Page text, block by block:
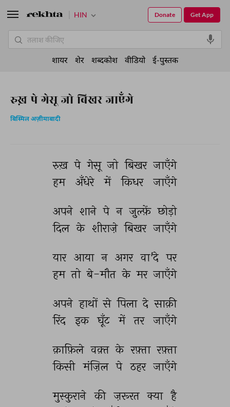
रुख़ पे गेसू जो बिखर जाएँगे
बिस्मिल अज़ीमाबादी
रुख़ पे गेसू जो बिखर जाएँगे
हम
अँधेरे में किधर जाएँगे
अपने शाने पे न ज़ुल्फ़ें छोड़ो
दिल के शीराज़े बिखर जाएँगे
यार आया न अगर वा'दे पर
हम तो बे-मौत के मर जाएँगे
अपने हाथों से पिला दे साक़ी
रिंद
इक घूँट में तर जाएँगे
क़ाफ़िले वक़्त के रफ़्ता रफ़्ता
किसी मंज़िल पे ठहर जाएँगे
मुस्कुराने की ज़रूरत क्या है
HIN Get App
Donate
शायर शेर शब्दकोश वीडियो ई-पुस्तक